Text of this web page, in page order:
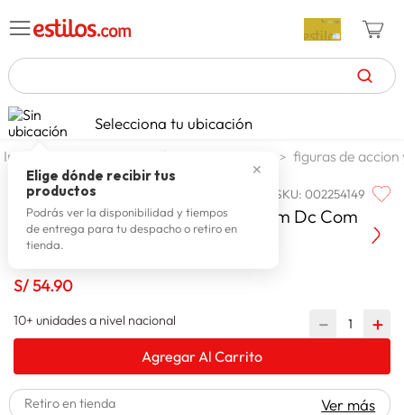
TÉRMINOS MÁS BUSCADOS
1. celulares
2. zapatillas mujer
3. zapatillas hombre
4. moda
laptop
9. lavadora
Selecciona tu ubicación
✕
Elige dónde recibir tus
productos
Podrás ver la disponibilidad y tiempos
de entrega para tu despacho o retiro en
tienda.
jugueteria y escolar figuras de
DC COMIC SKU:002254149
Figura De Accion Articuladas 30cm Dc Com
S/54.90
10+ unidades a nivel nacional ＋
－
Agregar Al Carrito
Retiro en tienda Ver más